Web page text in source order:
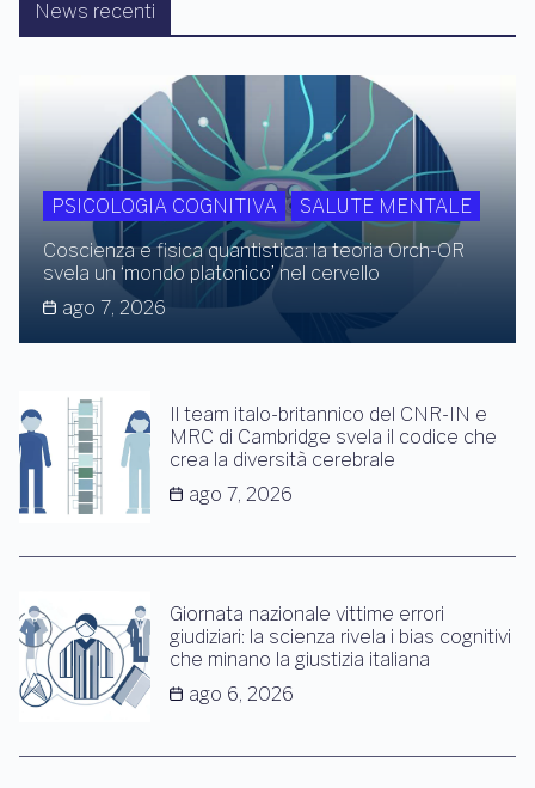
News recenti
PSICOLOGIA COGNITIVA
SALUTE MENTALE
Coscienza e fisica quantistica: la teoria Orch-OR
svela un ‘mondo platonico’ nel cervello
ago 7, 2026
Il team italo-britannico del CNR-IN e
MRC di Cambridge svela il codice che
crea la diversità cerebrale
ago 7, 2026
Giornata nazionale vittime errori
giudiziari: la scienza rivela i bias cognitivi
che minano la giustizia italiana
ago 6, 2026